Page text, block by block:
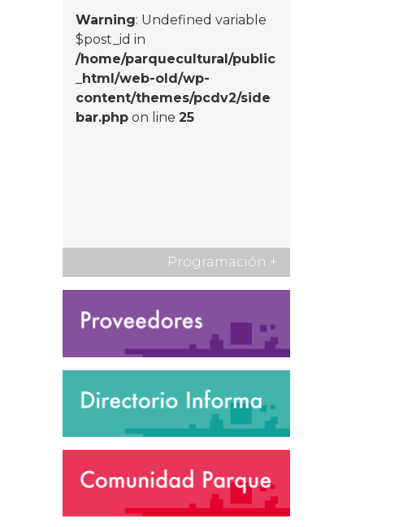
Warning: Undefined variable
$post_id in
/home/parquecultural/public
_html/web-old/wp-
content/themes/pcdv2/side
bar.php on line25
Programación +